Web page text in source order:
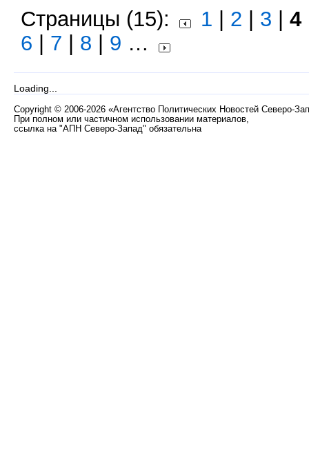
Страницы (15):
1 2 3 4
6
7 8 9 …
Loading...
Copyright © 2006-2026 «Агентство Политических Новостей Северо-
При полном или частичном использовании материалов,
ссылка на "АПН Северо-Запад" обязательна